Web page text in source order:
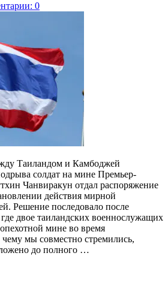
0
Таиландом и Камбоджей
солдат на мине Премьер-
Чанвиракун отдал распоряжение
действия мирной
Решение последовало после
двое таиландских военнослужащих
мине во время
мы совместно стремились,
до полного …